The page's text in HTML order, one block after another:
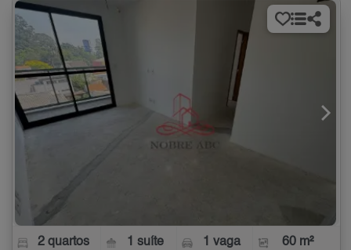
2 quartos 1 suíte 1 vaga 60 m²